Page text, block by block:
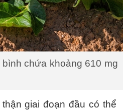
chứa khoảng 610 mg
giai đoạn đầu có thể